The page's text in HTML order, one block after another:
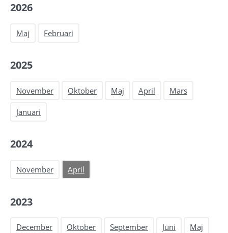
2026
Maj Februari
2025
November Oktober Maj April Mars
Januari
2024
November April
2023
December Oktober September Juni Maj